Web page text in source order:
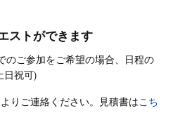
ストができます
のご参加をご希望の場合、日程の
日祝可)
りご連絡ください。見積書はこち